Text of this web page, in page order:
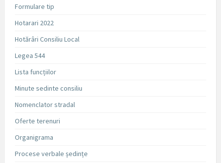
Formulare tip
Hotarari 2022
Hotărâri Consiliu Local
Legea 544
Lista funcțiilor
Minute sedinte consiliu
Nomenclator stradal
Oferte terenuri
Organigrama
Procese verbale ședințe